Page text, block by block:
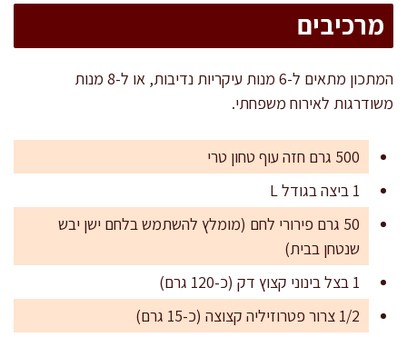
מרכיבים
המתכון מתאים ל-6 מנות עיקריות נדיבות, או ל-8 מנות
משודרגות לאירוח משפחתי.
500 גרם חזה עוף טחון טרי
1 ביצה בגודל L
50 גרם פירורי לחם (מומלץ להשתמש בלחם ישן יבש
שנטחן בבית)
1 בצל בינוני קצוץ דק (כ-120 גרם)
1/2 צרור פטרוזיליה קצוצה (כ-15 גרם)